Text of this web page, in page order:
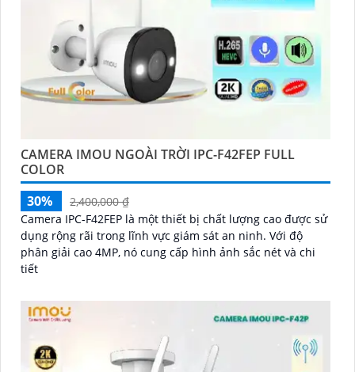
CAMERA IMOU NGOÀI TRỜI IPC-F42FEP FULL
COLOR
30%
2,400,000 ₫
Camera IPC-F42FEP là một thiết bị chất lượng cao được sử
dụng rộng rãi trong lĩnh vực giám sát an ninh. Với độ
phân giải cao 4MP, nó cung cấp hình ảnh sắc nét và chi
tiết